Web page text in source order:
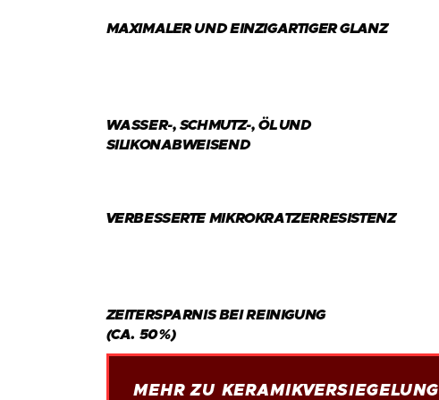
MAXIMALER UND EINZIGARTIGER GLANZ
WASSER-, SCHMUTZ-, ÖL UND
SILIKONABWEISEND
VERBESSERTE MIKROKRATZERRESISTENZ
ZEITERSPARNIS BEI REINIGUNG
(CA. 50%)
MEHR ZU KERAMIKVERSIEGELUNG